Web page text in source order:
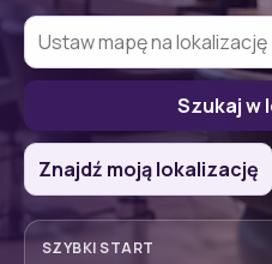
Szukaj w
Znajdź moją lokalizację
SZYBKI START